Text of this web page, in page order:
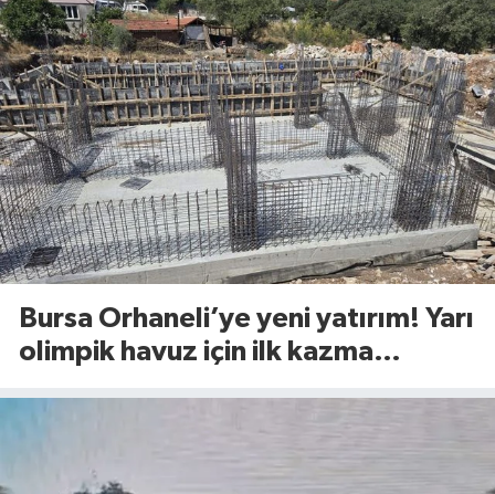
alan kiraya verilecek
Bursa Orhaneli’ye yeni yatırım! Yarı
olimpik havuz için ilk kazma